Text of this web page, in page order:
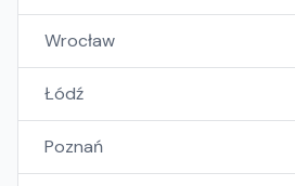
Wrocław
Łódź
Poznań